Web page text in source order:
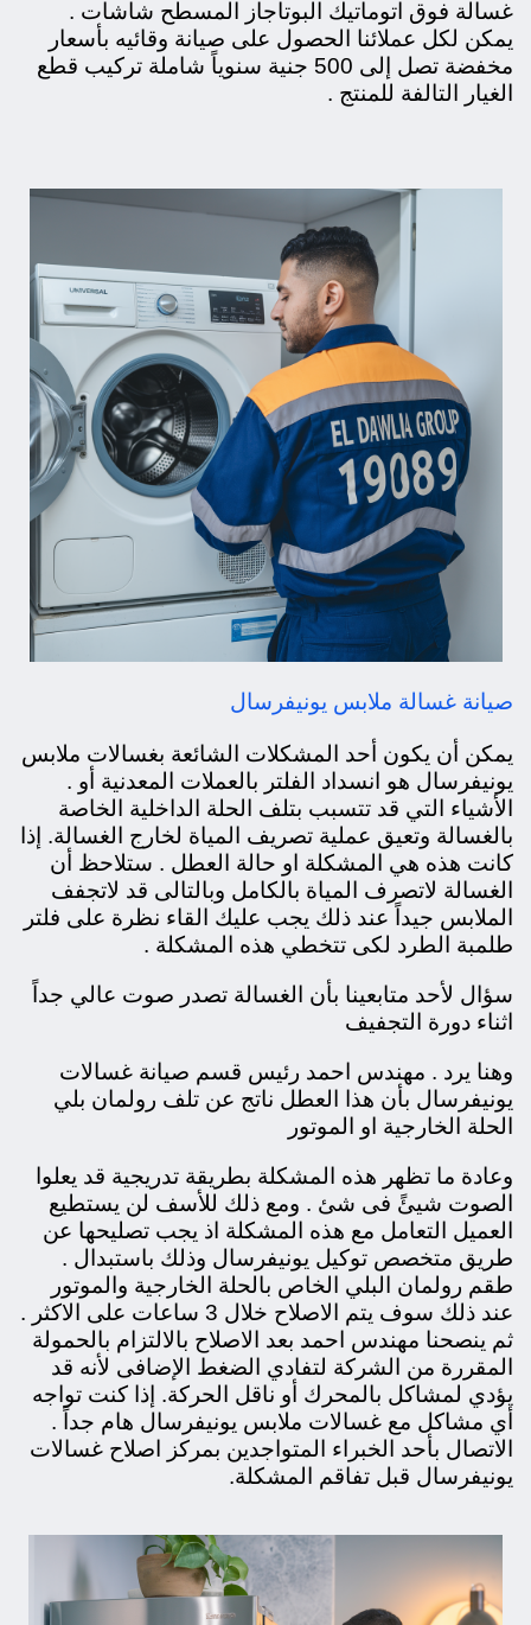
غسالة فوق اتوماتيك البوتاجاز المسطح شاشات .
يمكن لكل عملائنا الحصول على صيانة وقائيه بأسعار
مخفضة تصل إلى 500 جنية سنوياً شاملة تركيب قطع
الغيار التالفة للمنتج .
صيانة غسالة ملابس يونيفرسال
يمكن أن يكون أحد المشكلات الشائعة بغسالات ملابس
يونيفرسال هو انسداد الفلتر بالعملات المعدنية أو .
الأشياء التي قد تتسبب بتلف الحلة الداخلية الخاصة
بالغسالة وتعيق عملية تصريف المياة لخارج الغسالة. إذا
كانت هذه هي المشكلة او حالة العطل . ستلاحظ أن
الغسالة لاتصرف المياة بالكامل وبالتالى قد لاتجفف
الملابس جيداً عند ذلك يجب عليك القاء نظرة على فلتر
طلمبة الطرد لكى تتخطي هذه المشكلة .
سؤال لأحد متابعينا بأن الغسالة تصدر صوت عالي جداً
اثناء دورة التجفيف
وهنا يرد . مهندس احمد رئيس قسم صيانة غسالات
يونيفرسال بأن هذا العطل ناتج عن تلف رولمان بلي
الحلة الخارجية او الموتور
وعادة ما تظهر هذه المشكلة بطريقة تدريجية قد يعلوا
الصوت شيئً فى شئ . ومع ذلك للأسف لن يستطيع
العميل التعامل مع هذه المشكلة اذ يجب تصليحها عن
طريق متخصص توكيل يونيفرسال وذلك باستبدال .
طقم رولمان البلي الخاص بالحلة الخارجية والموتور
عند ذلك سوف يتم الاصلاح خلال 3 ساعات على الاكثر .
ثم ينصحنا مهندس احمد بعد الاصلاح بالالتزام بالحمولة
المقررة من الشركة لتفادي الضغط الإضافى لأنه قد
يؤدي لمشاكل بالمحرك أو ناقل الحركة. إذا كنت تواجه
أي مشاكل مع غسالات ملابس يونيفرسال هام جداً .
الاتصال بأحد الخبراء المتواجدين بمركز اصلاح غسالات
يونيفرسال قبل تفاقم المشكلة.